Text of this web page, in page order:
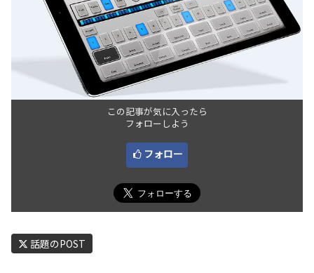
この記事が気に入ったら
フォローしよう
フォロー
話題のPOST